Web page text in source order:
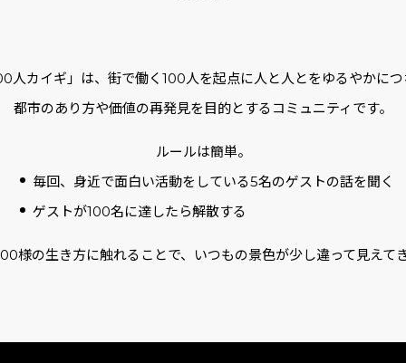
人カイギ」は、街で働く100人を起点に人と人とをゆるやかに
都市のあり方や価値の再発見を目的とするコミュニティです。
ルールは簡単。
毎回、身近で面白い活動をしている5名のゲストの話を聞く
ゲストが100名に達したら解散する
様の生き方に触れることで、いつもの景色が少し違って見えて